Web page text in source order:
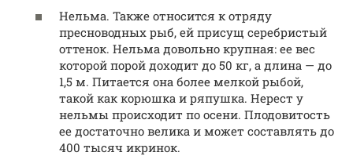
Нельма. Также относится к отряду
пресноводных рыб, ей присущ серебристый
оттенок. Нельма довольно крупная: ее вес
которой порой доходит до 50 кг, а длина — до
1,5 м. Питается она более мелкой рыбой,
такой как корюшка и ряпушка. Нерест у
нельмы происходит по осени. Плодовитость
ее достаточно велика и может составлять до
400 тысяч икринок.